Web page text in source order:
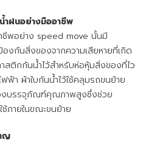
ำฝนอย่างมืออาชีพ
ชีพอย่าง speed move นั้นมี
งกันสิ่งของจากความเสียหายที่เกิด
สติกกันน้ำไว้สำหรับห่อหุ้มสิ่งของที่ไว
ฟ้า ผ้าใบกันน้ำไว้ใช้คลุมรถขนย้าย
งบรรจุภัณฑ์คุณภาพสูงซึ่งช่วย
ภายในขณะขนย้าย
ญ